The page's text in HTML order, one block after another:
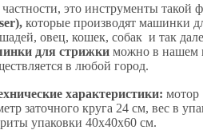
это инструменты такой
которые производят машинки
овец, кошек, собак и так
для стрижки можно в нашем
в любой город.
характеристики: мотор
заточного круга 24 см, вес в
упаковки 40х40х60 см.